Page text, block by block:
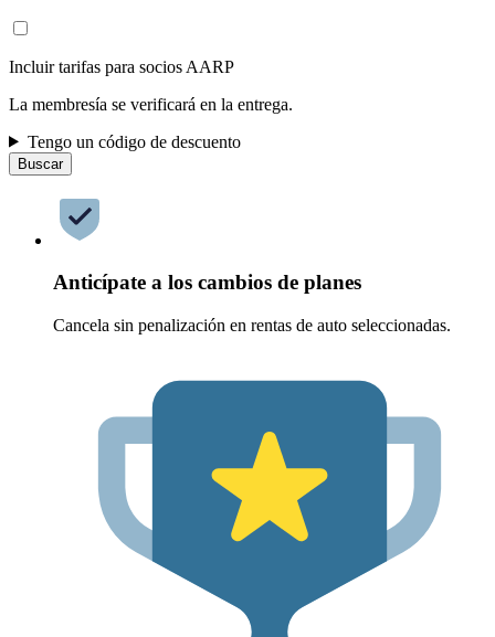
Incluir tarifas para socios AARP
La membresía se verificará en la entrega.
Tengo un código de descuento
Buscar
Anticípate a los cambios de planes
Cancela sin penalización en rentas de auto seleccionadas.